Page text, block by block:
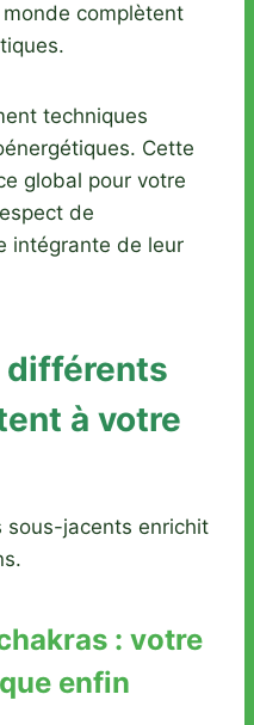
complètent
techniques
Cette
global pour votre
de
intégrante de leur
différents
à votre
sous-jacents enrichit
: votre
enfin